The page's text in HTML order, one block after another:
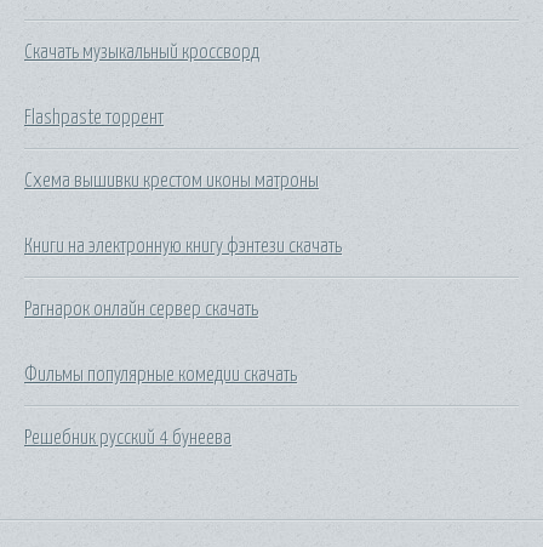
Скачать музыкальный кроссворд
Flashpaste торрент
Схема вышивки крестом иконы матроны
Книги на электронную книгу фэнтези скачать
Рагнарок онлайн сервер скачать
Фильмы популярные комедии скачать
Решебник русский 4 бунеева